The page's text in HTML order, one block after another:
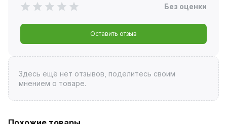
Без оценки
Оставить отзыв
Здесь ещё нет отзывов, поделитесь своим
мнением о товаре.